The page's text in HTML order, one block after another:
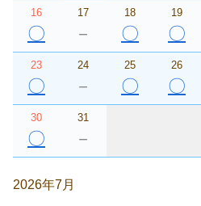
16
〇
17
－
18
〇
19
〇
23
〇
24
－
25
〇
26
〇
30
〇
31
－
2026年7月